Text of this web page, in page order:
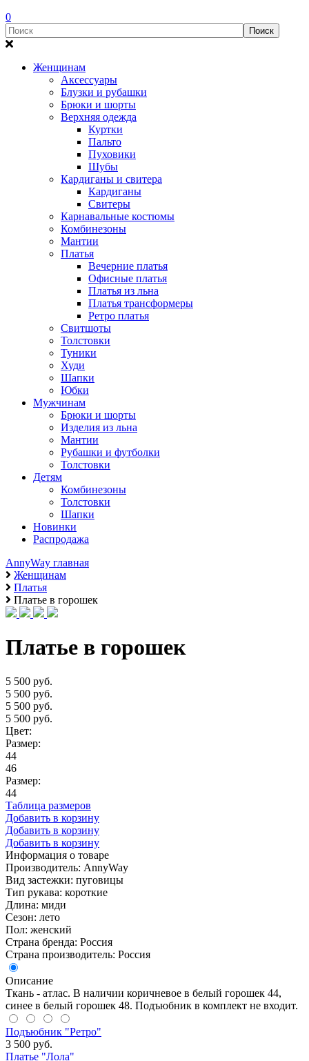
0
Женщинам
Аксессуары
Блузки и рубашки
Брюки и шорты
Верхняя одежда
Куртки
Пальто
Пуховики
Шубы
Кардиганы и свитера
Кардиганы
Свитеры
Карнавальные костюмы
Комбинезоны
Мантии
Платья
Вечерние платья
Офисные платья
Платья из льна
Платья трансформеры
Ретро платья
Свитшоты
Толстовки
Туники
Худи
Шапки
Юбки
Мужчинам
Брюки и шорты
Изделия из льна
Мантии
Рубашки и футболки
Толстовки
Детям
Комбинезоны
Толстовки
Шапки
Новинки
Распродажа
AnnyWay главная
Женщинам
Платья
Платье в горошек
Платье в горошек
5 500 руб.
5 500 руб.
5 500 руб.
5 500 руб.
Цвет:
Размер:
44
46
Размер:
44
Таблица размеров
Добавить в корзину
Добавить в корзину
Добавить в корзину
Информация о товаре
Производитель: AnnyWay
Вид застежки: пуговицы
Тип рукава: короткие
Длина: миди
Сезон: лето
Пол: женский
Страна бренда: Россия
Страна производитель: Россия
Описание
Ткань - атлас. В наличии коричневое в белый горошек 44,
синее в белый горошек 48. Подъюбник в комплект не входит.
Подъюбник "Ретро"
3 500 руб.
Платье "Лола"